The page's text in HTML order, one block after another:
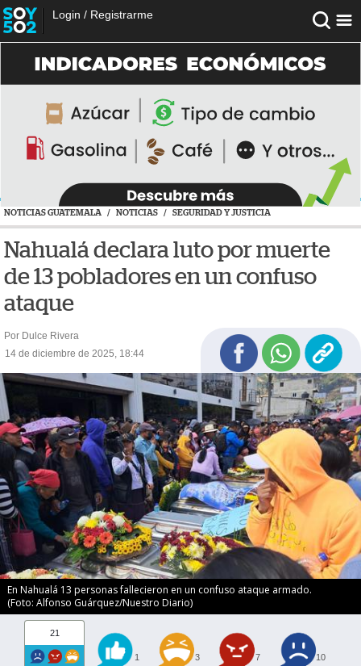
Login / Registrarme
NOTICIAS GUATEMALA / NOTICIAS / SEGURIDAD Y JUSTICIA
Nahualá declara luto por muerte
de 13 pobladores en un confuso
ataque
Por Dulce Rivera
14 de diciembre de 2025, 18:44
En Nahualá 13 personas fallecieron en un confuso ataque armado.
(Foto: Alfonso Guárquez/Nuestro Diario)
21
1 3 7 10